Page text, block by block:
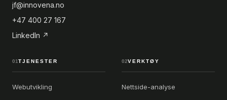
jf@innovena.no
+47 400 27 167
LinkedIn ↗
01TJENESTER
Webutvikling
02VERKTØY
Nettside-analyse